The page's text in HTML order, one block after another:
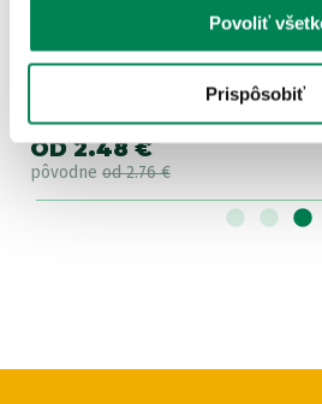
Povoliť
Prispôsobiť
Mivardi Formička Method Feeder
Skladom/ u vás už 12.08.
OD 2.48 €
pôvodne od 2.76 €